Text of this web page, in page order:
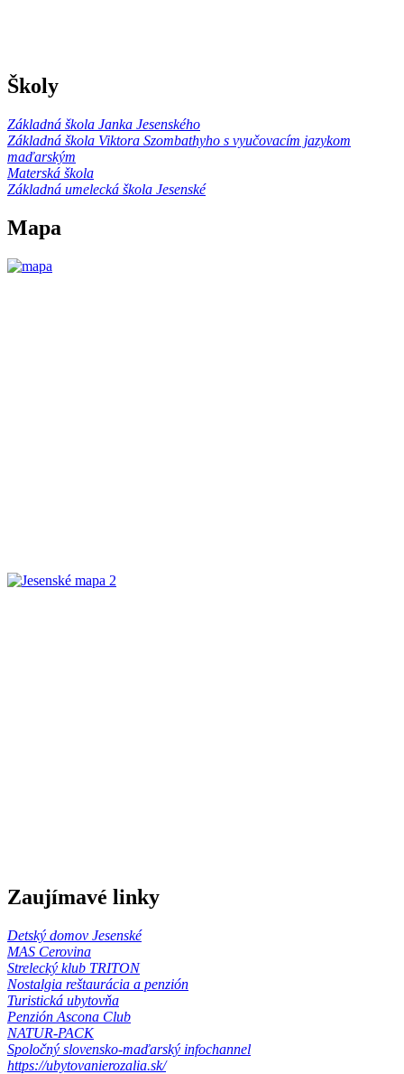
Školy
Základná škola Janka Jesenského
Základná škola Viktora Szombathyho s vyučovacím jazykom
maďarským
Materská škola
Základná umelecká škola Jesenské
Mapa
Zaujímavé linky
Detský domov Jesenské
MAS Cerovina
Strelecký klub TRITON
Nostalgia reštaurácia a penzión
Turistická ubytovňa
Penzión Ascona Club
NATUR-PACK
Spoločný slovensko-maďarský infochannel
https://ubytovanierozalia.sk/